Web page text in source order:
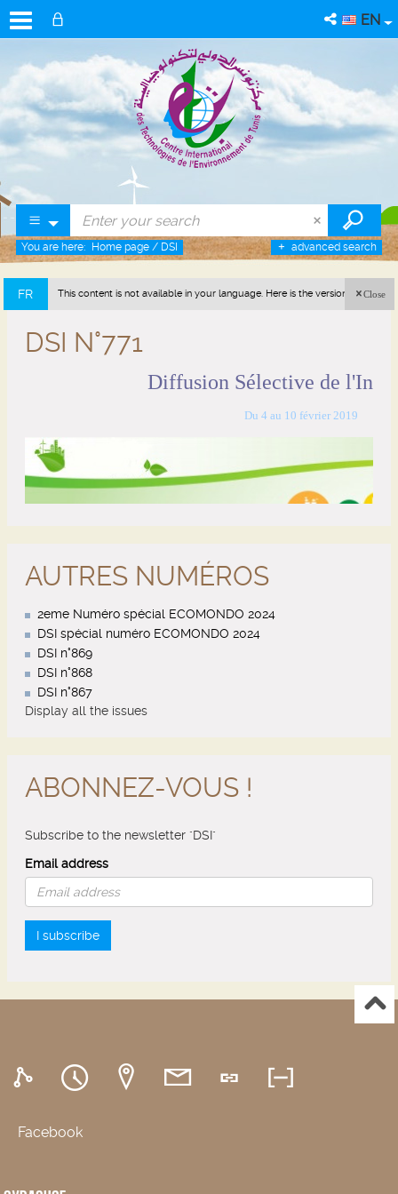
EN
advanced search
You are here: Home page / DSI
FR This content is not available in your language. Here is the version in french
Close
DSI N°771
AUTRES NUMÉROS
2eme Numéro spécial ECOMONDO 2024
DSI spécial numéro ECOMONDO 2024
DSI n°869
DSI n°868
DSI n°867
Display all the issues
ABONNEZ-VOUS !
Subscribe to the newsletter "DSI"
Email address
I subscribe
Facebook